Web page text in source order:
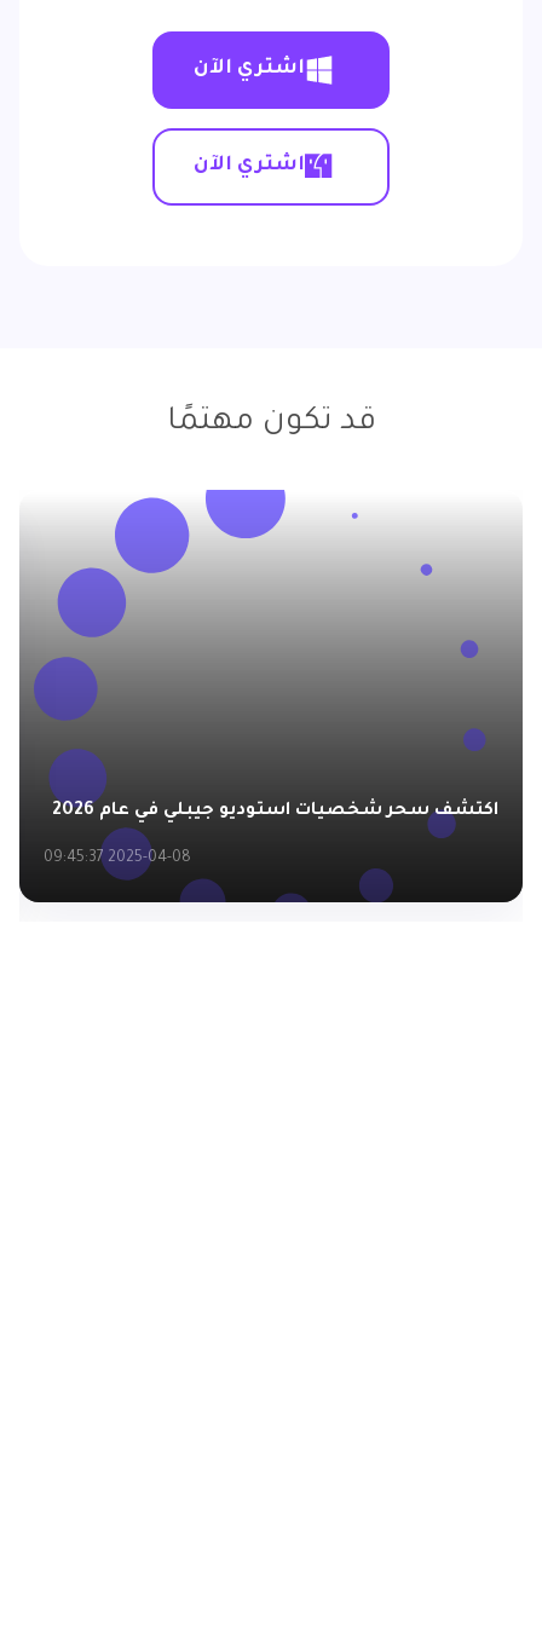
اشتري الآن
اشتري الآن
قد تكون مهتمًا
اكتشف سحر شخصيات استوديو جيبلي في عام 2026
2025-04-08 09:45:37